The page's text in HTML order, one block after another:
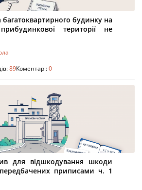
багатоквартирного будинку на
території не
89Коментарі:0
для відшкодування шкоди
передбачених приписами ч. 1